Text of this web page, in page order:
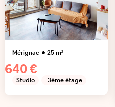
Mérignac 25m²
640 €
Studio 3ème étage